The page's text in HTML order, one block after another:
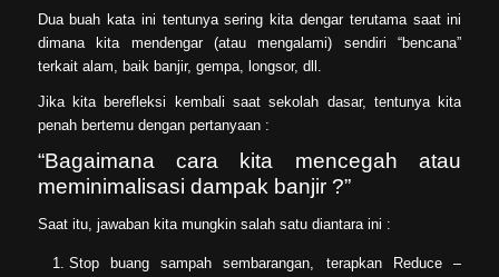
Dua buah kata ini tentunya sering kita dengar terutama saat ini
dimana kita mendengar (atau mengalami) sendiri “bencana”
terkait alam, baik banjir, gempa, longsor, dll.
Jika kita berefleksi kembali saat sekolah dasar, tentunya kita
penah bertemu dengan pertanyaan :
“Bagaimana cara kita mencegah atau
meminimalisasi dampak banjir ?”
Saat itu, jawaban kita mungkin salah satu diantara ini :
Stop buang sampah sembarangan, terapkan Reduce –